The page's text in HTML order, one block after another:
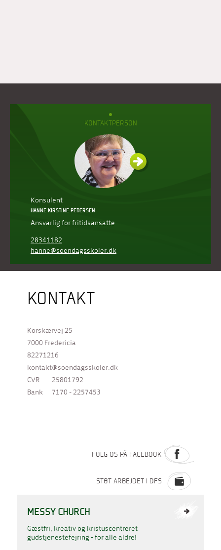
KONTAKTPERSON
Konsulent
HANNE KIRSTINE PEDERSEN
Ansvarlig for fritidsansatte
28341182
hanne@soendagsskoler.dk
KONTAKT
Korskærvej 25
7000 Fredericia
82271216
kontakt@soendagsskoler.dk
CVR
25801792
Bank
7170 - 2257453
FØLG OS PÅ FACEBOOK
STØT ARBEJDET I DFS
MESSY CHURCH
Gæstfri, kreativ og kristuscentreret
gudstjenestefejring - for alle aldre!